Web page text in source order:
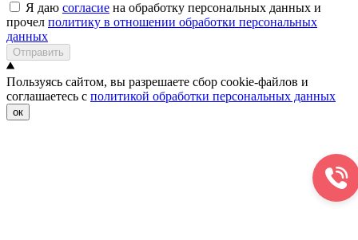
Я даю согласие на обработку персональных данных и
прочел политику в отношении обработки персональных
данных
Отправить
Пользуясь сайтом, вы разрешаете сбор cookie-файлов и
соглашаетесь с политикой обработки персональных данных
ок